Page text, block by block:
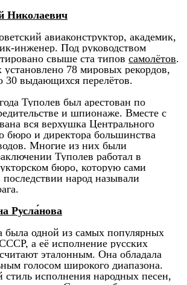
Николаевич
авиаконструктор, академик,
инженер. Под руководством
свыше ста типов самолётов.
установлено 78 мировых рекордов,
30 выдающихся перелётов.
Туполев был арестован по
и шпионаже. Вместе с
вся верхушка Центрального
бюро и директора большинства
Многие из них были
Туполев работал в
бюро, которую сами
народ называли
Русла́нова
была одной из самых популярных
а её исполнение русских
эталонным. Она обладала
голосом широкого диапазона.
стиль исполнения народных песен,